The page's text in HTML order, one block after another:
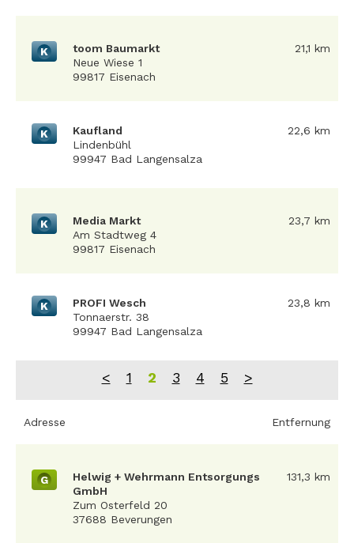
K
toom Baumarkt
Neue Wiese 1
99817 Eisenach
21,1 km
K
Kaufland
Lindenbühl
99947 Bad Langensalza
22,6 km
K
Media Markt
Am Stadtweg 4
99817 Eisenach
23,7 km
K
PROFI Wesch
Tonnaerstr. 38
99947 Bad Langensalza
23,8 km
< 1 2 3 4 5 >
Adresse Entfernung
G
Helwig + Wehrmann Entsorgungs
GmbH
Zum Osterfeld 20
37688 Beverungen
131,3 km